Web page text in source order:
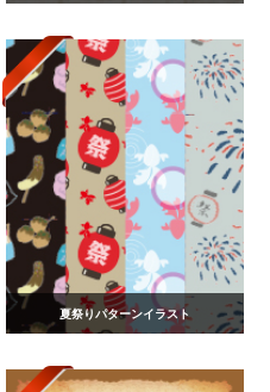
夏祭りパターンイラスト